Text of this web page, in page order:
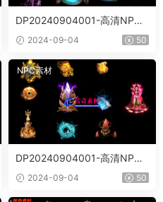
DP20240904001-高清NPC0
3 2024-09-04 50
NPC素材
DP20240904001-高清NPC0
1
2024-09-04 50